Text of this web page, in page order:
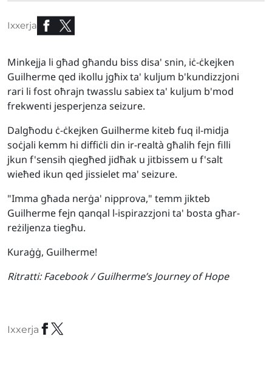
Ixxerja
Minkejja li għad għandu biss disa' snin, iċ-ċkejken
Guilherme qed ikollu jgħix ta' kuljum b'kundizzjoni
rari li fost oħrajn twasslu sabiex ta' kuljum b'mod
frekwenti jesperjenza seizure.
Dalgħodu ċ-ċkejken Guilherme kiteb fuq il-midja
soċjali kemm hi diffiċli din ir-realtà għalih fejn filli
jkun f'sensih qiegħed jidħak u jitbissem u f'salt
wieħed ikun qed jissielet ma' seizure.
"Imma għada nerġa' nipprova," temm jikteb
Guilherme fejn qanqal l-ispirazzjoni ta' bosta għar-
reżiljenza tiegħu.
Kuraġġ, Guilherme!
Ritratti: Facebook / Guilherme’s Journey of Hope
Ixxerja